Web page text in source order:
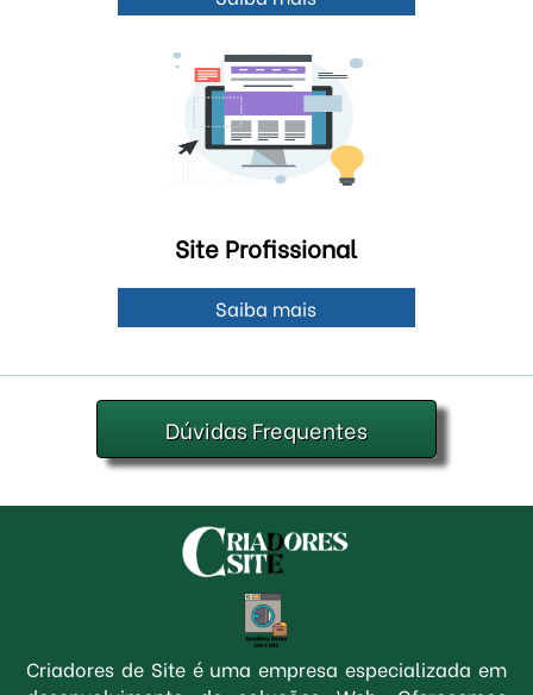
Site Profissional
Saiba mais
Dúvidas Frequentes
Criadores de Site é uma empresa especializada em